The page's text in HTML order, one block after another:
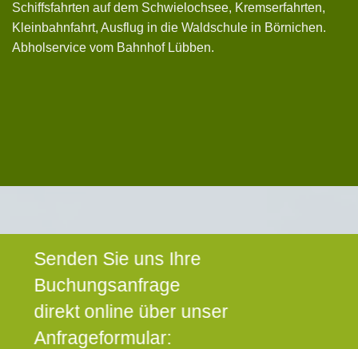
Schiffsfahrten auf dem Schwielochsee, Kremserfahrten,
Kleinbahnfahrt, Ausflug in die Waldschule in Börnichen.
Abholservice vom Bahnhof Lübben.
Senden Sie uns Ihre
Buchungsanfrage
direkt online über unser
Anfrageformular: